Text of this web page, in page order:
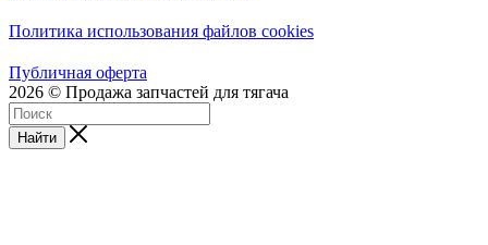
Политика использования файлов cookies
Публичная оферта
2026 © Продажа запчастей для тягача
Найти